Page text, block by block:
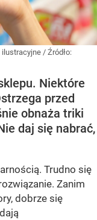
ilustracyjne / Źródło:
Niektóre
przed
obnaża triki
daj się nabrać,
Trudno się
Zanim
dobrze się